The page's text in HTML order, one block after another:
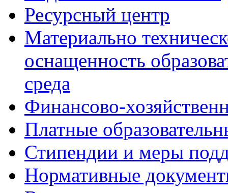
Ресурсный центр
Материально
оснащенность
среда
Финансово-
Платные
Стипендии и меры
Нормативные